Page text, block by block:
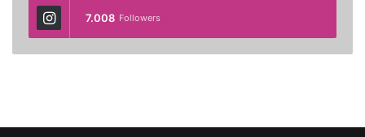
7.008 Followers